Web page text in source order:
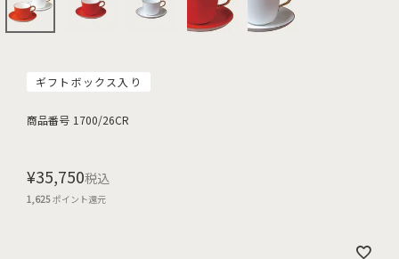
ギフトボックス入り
商品番号 1700/26CR
¥35,750税込
1,625ポイント還元